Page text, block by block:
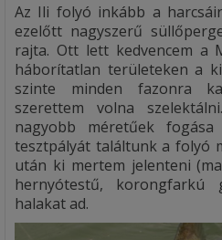
Az Ili folyó inkább a
ezelőtt nagyszerű
rajta. Ott lett kedvencem a
háborítatlan területeken a
szinte minden fazonra
szerettem volna
nagyobb méretűek
tesztpályát találtunk a folyó
után ki mertem jelenteni
hernyótestű, korongfarkú
halakat ad.